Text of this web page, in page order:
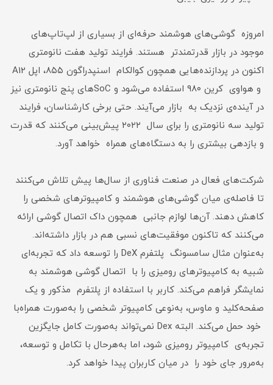
امروزه گوشی‌های هوشمند حرفه‌ای از بسیاری از لپ‌تاپ‌های
موجود در بازار قدرتمندتر هستند. فرایند تولید هفت نانومتری
اکنون در پردازنده‌هایی همچون کوالکام اسنپدراگون ۸۵۵، اپل A12
و هواوی کرین ۹۸۰ استفاده می‌شود و SoCهای پنج نانومتری نیز
در آینده‌ی نزدیک به بازار می‌آیند. حتی برخی کارشناسان، فرایند
تولید سه نانومتری را برای سال ۲۰۲۲ پیش‌بینی می‌کنند که قدرت
و بازدهی بیشتری را به دستگاه‌های همراه خواهد آورد.
شرکت‌های فعال در صنعت فناوری از سال‌ها پیش تلاش می‌کنند
تا فاصله‌ی میان گوشی‌های هوشمند و کامپیوترهای شخصی را
کاهش دهند. آن‌ها لوازم جانبی همچون داک اتصال گوشی ارائه
می‌کنند که تاکنون موفقیت‌های نسبی هم در بازار داشته‌اند.
به‌عنوان مثال سامسونگ پلتفرم DeX را توسعه داد که تجربه‌‌ای
شبیه به کامپیوترهای رومیزی را با اتصال گوشی هوشمند به
نمایشگر فراهم می‌کند. کاربر با استفاده از پلتفرم مذکور و یک
صفحه‌کلید و ماوس، به‌نوعی کامپیوتر شخصی را به‌صورت همراه‌با
خود حمل می‌کند. البته Dex نمی‌تواند به‌صورت کامل جایگزین
تجربه‌ی کامپیوتر رومیزی شود، اما به‌هرحال با تکامل و توسعه،
به‌مرور جای خود را در میان کاربران پیدا خواهد کرد.